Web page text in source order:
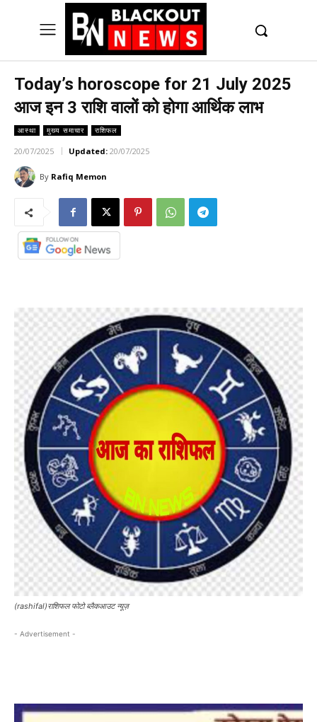
Today’s horoscope for 21 July 2025
आज इन 3 राशि वालों को होगा आर्थिक लाभ
आस्था मुख्य समाचार राशिफल
20/07/2025 Updated: 20/07/2025
By Rafiq Memon
(rashifal)राशिफल फोटो ब्लैकआउट न्यूज़
- Advertisement -